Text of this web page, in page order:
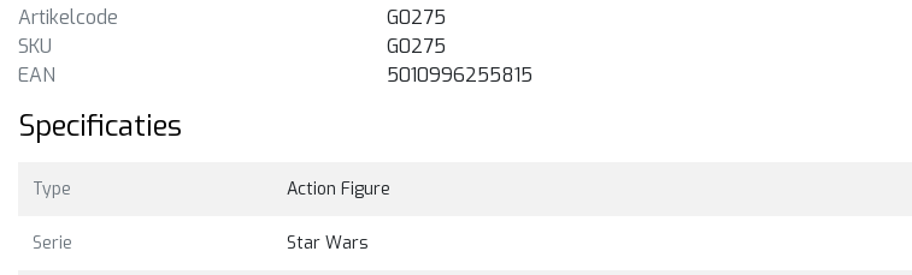
Artikelcode
G0275
SKU
G0275
EAN
5010996255815
Specificaties
Type Action Figure
Serie Star Wars
figure van Ahsoka Tano met
speciale verlichting in de